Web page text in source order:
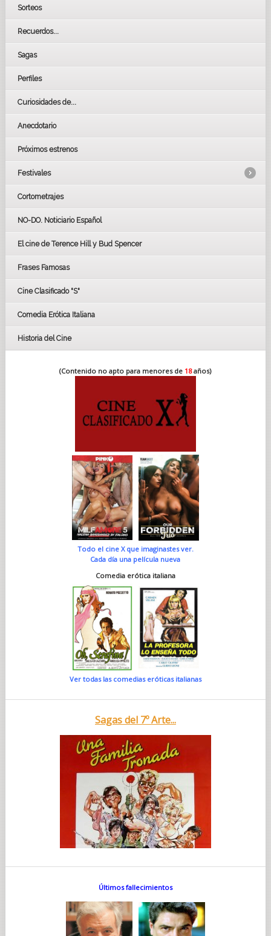
Sorteos
Recuerdos...
Sagas
Perfiles
Curiosidades de...
Anecdotario
Próximos estrenos
Festivales
LOS OSCARS
GOYAS
BAFTA
Cortometrajes
NO-DO. Noticiario Español
El cine de Terence Hill y Bud Spencer
Frases Famosas
Cine Clasificado "S"
Comedia Erótica Italiana
Historia del Cine
(Contenido no apto para menores de 18años)
Todo el cine X que imaginastes ver.
Cada día una película nueva
Comedia erótica italiana
Ver todas las comedias eróticas italianas
Sagas del 7º Arte...
Últimos fallecimientos